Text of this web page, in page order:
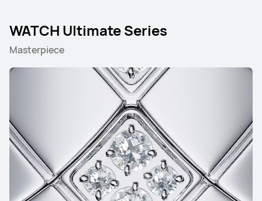
WATCH Ultimate Series
Masterpiece